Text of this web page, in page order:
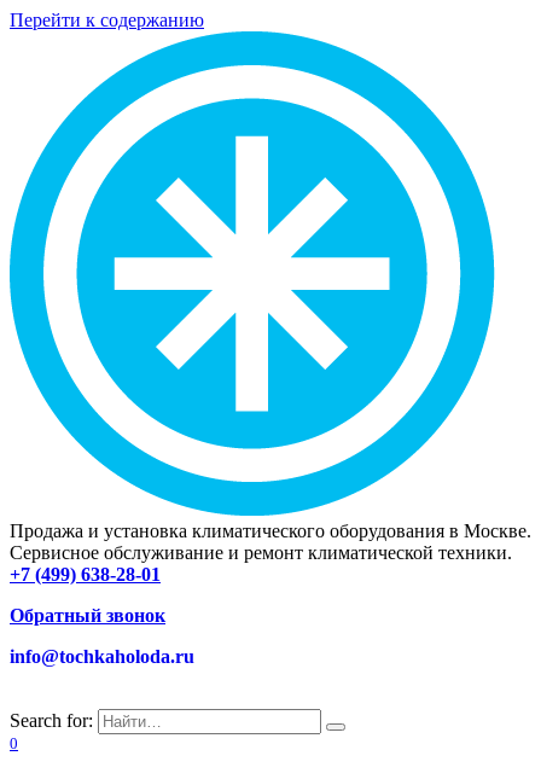
Перейти к содержанию
Продажа и установка климатического оборудования в Москве.
Сервисное обслуживание и ремонт климатической техники.
+7 (499) 638-28-01
Обратный звонок
info@tochkaholoda.ru
Search for:
0